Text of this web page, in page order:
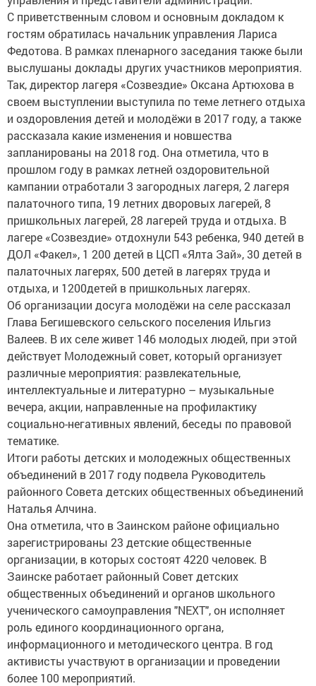
С приветственным словом и основным докладом к
гостям обратилась начальник управления Лариса
Федотова. В рамках пленарного заседания также были
выслушаны доклады других участников мероприятия.
Так, директор лагеря «Созвездие» Оксана Артюхова в
своем выступлении выступила по теме летнего отдыха
и оздоровления детей и молодёжи в 2017 году, а также
рассказала какие изменения и новшества
запланированы на 2018 год. Она отметила, что в
прошлом году в рамках летней оздоровительной
кампании отработали 3 загородных лагеря, 2 лагеря
палаточного типа, 19 летних дворовых лагерей, 8
пришкольных лагерей, 28 лагерей труда и отдыха. В
лагере «Созвездие» отдохнули 543 ребенка, 940 детей в
ДОЛ «Факел», 1 200 детей в ЦСП «Ялта Зай», 30 детей в
палаточных лагерях, 500 детей в лагерях труда и
отдыха, и 1200детей в пришкольных лагерях.
Об организации досуга молодёжи на селе рассказал
Глава Бегишевского сельского поселения Ильгиз
Валеев. В их селе живет 146 молодых людей, при этой
действует Молодежный совет, который организует
различные мероприятия: развлекательные,
интеллектуальные и литературно – музыкальные
вечера, акции, направленные на профилактику
социально-негативных явлений, беседы по правовой
тематике.
Итоги работы детских и молодежных общественных
объединений в 2017 году подвела Руководитель
районного Совета детских общественных объединений
Наталья Алчина.
Она отметила, что в Заинском районе официально
зарегистрированы 23 детские общественные
организации, в которых состоят 4220 человек. В
Заинске работает районный Совет детских
общественных объединений и органов школьного
ученического самоуправления "NEXT", он исполняет
роль единого координационного органа,
информационного и методического центра. В год
активисты участвуют в организации и проведении
более 100 мероприятий.